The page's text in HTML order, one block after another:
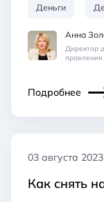
Деньги
Анна
Директор
правления
Подробнее
03 августа 2023
Как снять